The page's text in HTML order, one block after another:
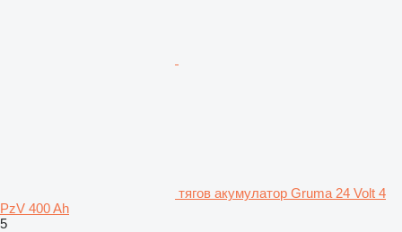
тягов акумулатор Gruma 24 Volt 4
PzV 400 Ah
5